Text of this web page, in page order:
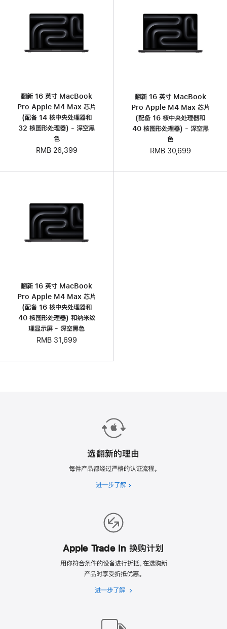
翻新 16 英寸 MacBook
Pro Apple M4 Max 芯片
(配备 14 核中央处理器和
32 核图形处理器) - 深空黑
色
RMB 26,399
翻新 16 英寸 MacBook
Pro Apple M4 Max 芯片
(配备 16 核中央处理器和
40 核图形处理器) - 深空黑
色
RMB 30,699
翻新 16 英寸 MacBook
Pro Apple M4 Max 芯片
(配备 16 核中央处理器和
40 核图形处理器) 和纳米纹
理显示屏 - 深空黑色
RMB 31,699
选翻新的理由
每件产品都经过严格的认证流程。
进一步了解 选
Apple Trade In 换购计划
用你符合条件的设备进行折抵，在选购新
产品时享受折抵优惠。
进一步了解
Apple